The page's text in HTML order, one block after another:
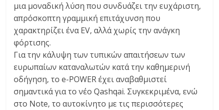
μια μοναδική λύση που συνδυάζει την ευχάριστη,
απρόσκοπτη γραμμική επιτάχυνση που
χαρακτηρίζει ένα EV, αλλά χωρίς την ανάγκη
φόρτισης.
Για την κάλυψη των τυπικών απαιτήσεων των
ευρωπαίων καταναλωτών κατά την καθημερινή
οδήγηση, το e-POWER έχει αναβαθμιστεί
σημαντικά για το νέο Qashqai. Συγκεκριμένα, ενώ
στο Note, το αυτοκίνητο με τις περισσότερες